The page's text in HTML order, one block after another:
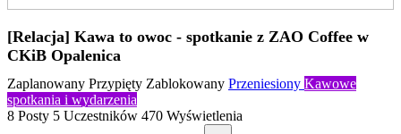
[Relacja] Kawa to owoc - spotkanie z ZAO Coffee w
CKiB Opalenica
Zaplanowany Przypięty Zablokowany Przeniesiony Kawowe
spotkania i wydarzenia
8 Posty 5 Uczestników 470 Wyświetlenia